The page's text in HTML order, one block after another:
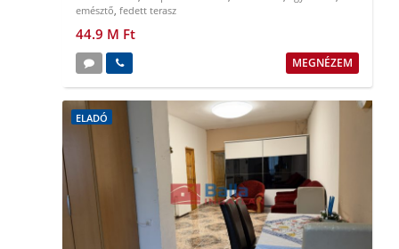
emésztő, fedett terasz
44.9 M Ft
MEGNÉZEM
ELADÓ